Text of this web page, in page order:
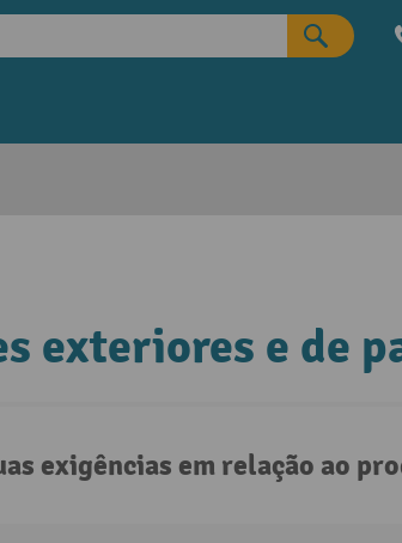
exteriores e de
exigências em relação ao